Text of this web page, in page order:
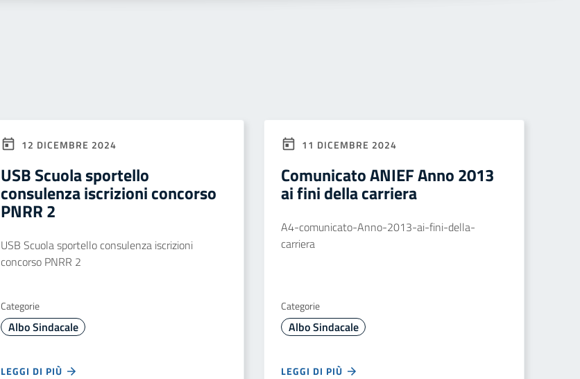
12 DICEMBRE 2024
USB Scuola sportello
consulenza iscrizioni concorso
PNRR 2
USB Scuola sportello consulenza iscrizioni
concorso PNRR 2
Categorie
Albo Sindacale
LEGGI DI PIÙ
11 DICEMBRE 2024
Comunicato ANIEF Anno 2013
ai fini della carriera
A4-comunicato-Anno-2013-ai-fini-della-
carriera
Categorie
Albo Sindacale
LEGGI DI PIÙ